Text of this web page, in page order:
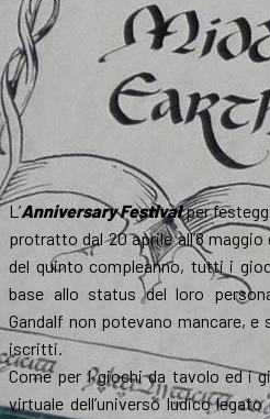
L’Anniversary Festivalper
protratto dal 20 aprile all’8
del quinto compleanno, tutti i
base allo status del loro
Gandalf non potevano mancare,
iscritti.
Come per i giochi da tavolo ed i
virtuale dell’universo ludico